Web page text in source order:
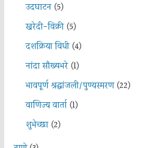
उदघाटन(5)
खरेदी-विक्री(5)
दशक्रिया विधी(4)
नांदा सौख्यभरे(1)
भावपूर्ण श्रद्धांजली/पुण्यस्मरण(22)
वाणिज्य वार्ता(1)
शुभेच्छा(2)